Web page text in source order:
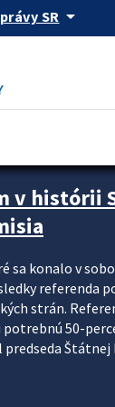
SR arrow_drop_down
v histórii
sa konalo v
referenda
strán.
potrebnú 50-
predseda